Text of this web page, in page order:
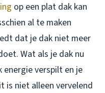
op een plat dak kan
al te maken
dat je dak niet meer
Wat als je dak nu
energie verspilt en je
is niet alleen vervelend